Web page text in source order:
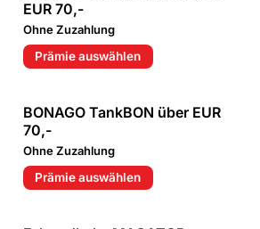
EUR 70,-
Ohne Zuzahlung
Prämie auswählen
BONAGO TankBON über EUR
70,-
Ohne Zuzahlung
Prämie auswählen